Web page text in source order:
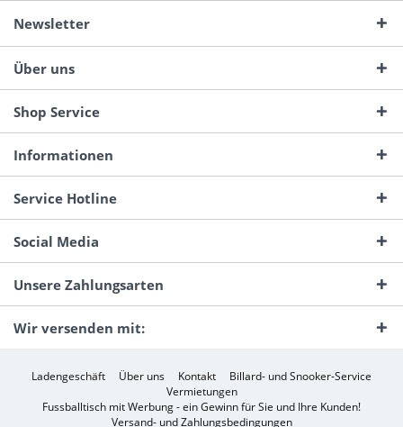
Newsletter
Über uns
Shop Service
Informationen
Service Hotline
Social Media
Unsere Zahlungsarten
Wir versenden mit:
Ladengeschäft Über uns Kontakt
Billard- und Snooker-Service
Vermietungen
Fussballtisch mit Werbung - ein Gewinn für Sie und Ihre Kunden!
Versand- und Zahlungsbedingungen